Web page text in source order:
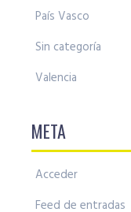
País Vasco
Sin categoría
Valencia
META
Acceder
Feed de entradas